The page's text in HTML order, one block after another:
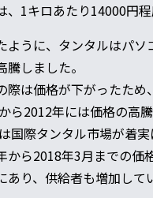
1キロあたり14000円程
ように、タンタルはパ
しました。
際は価格が下がったため
ら2012年には価格の高騰
国際タンタル市場が着実
から2018年3月までの価
あり、供給者も増加して